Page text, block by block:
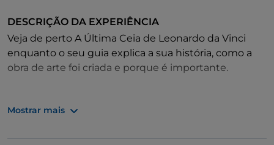
DESCRIÇÃO DA EXPERIÊNCIA
Veja de perto A Última Ceia de Leonardo da Vinci
enquanto o seu guia explica a sua história, como a
obra de arte foi criada e porque é importante.
Cristo no centro e os discípulos colocados à sua volta.
Mostrar mais